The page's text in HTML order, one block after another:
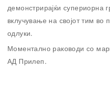
демонстрирајќи супериорна
вклучување на својот тим
одлуки.
Моментално раководи со
АД Прилеп.